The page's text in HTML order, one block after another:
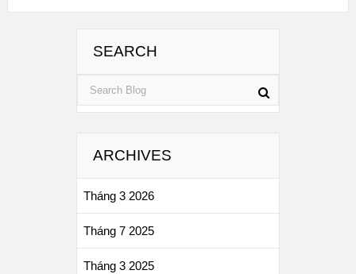
SEARCH
ARCHIVES
Tháng 3 2026
Tháng 7 2025
Tháng 3 2025